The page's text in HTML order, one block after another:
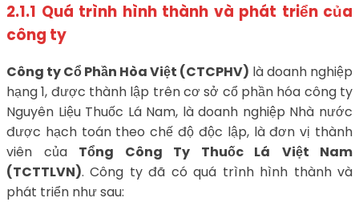
2.1.1 Quá trình hình thành và phát triển của
công ty
Công ty Cổ Phần Hòa Việt (CTCPHV) là doanh nghiệp
hạng 1, được thành lập trên cơ sở cổ phần hóa công ty
Nguyên Liệu Thuốc Lá Nam, là doanh nghiệp Nhà nước
được hạch toán theo chế độ độc lập, là đơn vị thành
viên của Tổng Công Ty Thuốc Lá
Việt Nam
(TCTTLVN). Công ty đã có quá trình hình thành và
phát triển như sau: